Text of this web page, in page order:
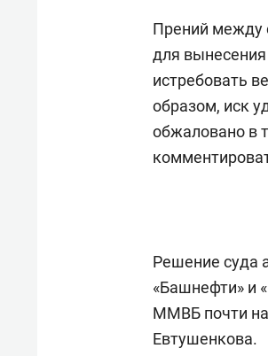
Прений между
для
истребовать
образом, иск
обжаловано в
Решение суда
«Башнефти» и
ММВБ почти на
Евтушенкова.